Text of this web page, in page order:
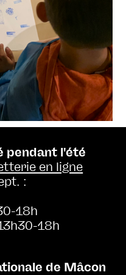
pendant l'été
en ligne
:
18h
18h
de Mâcon